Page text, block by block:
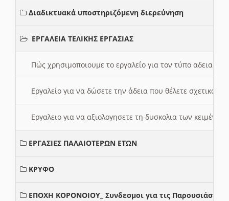
Διαδικτυακά υποστηριζόμενη διερεύνηση
ΕΡΓΑΛΕΙΑ ΤΕΛΙΚΗΣ ΕΡΓΑΣΙΑΣ
Πώς χρησιμοποιουμε το εργαλείο για τον τύπο αδειας
Εργαλείο για να δώσετε την άδεια που θέλετε σχετικά
Εργαλειο για να αξιολογησετε τη δυσκολια των
ΕΡΓΑΣΙΕΣ ΠΑΛΑΙΟΤΕΡΩΝ ΕΤΩΝ
ΚΡΥΦΟ
ΕΠΟΧΗ ΚΟΡΟΝΟΙΟΥ_ Συνδεσμοι για τις Παρουσιάσεις